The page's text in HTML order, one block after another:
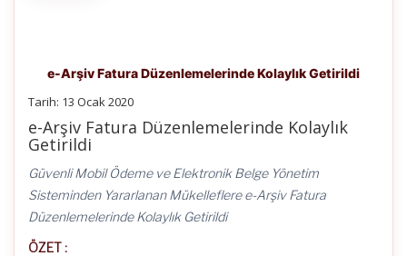
e-Arşiv Fatura Düzenlemelerinde Kolaylık Getirildi
Tarih: 13 Ocak 2020
e-Arşiv Fatura Düzenlemelerinde Kolaylık
Getirildi
Güvenli Mobil Ödeme ve Elektronik Belge Yönetim
Sisteminden Yararlanan Mükelleflere e-Arşiv Fatura
Düzenlemelerinde Kolaylık Getirildi
ÖZET :